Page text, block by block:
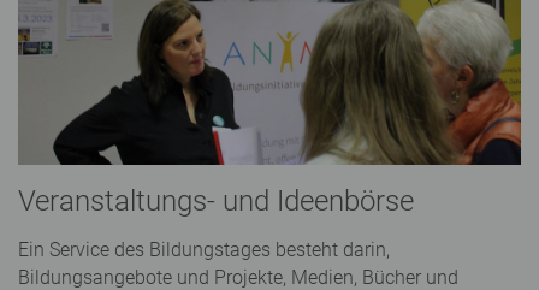
Veranstaltungs- und Ideenbörse
Ein Service des Bildungstages besteht darin,
Bildungsangebote und Projekte, Medien, Bücher und